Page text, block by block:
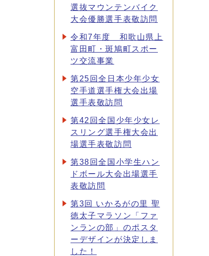
選抜マウンテンバイク
大会優勝選手表敬訪問
令和7年度 和歌山県上
富田町・斑鳩町スポー
ツ交流事業
第25回全日本少年少女
空手道選手権大会出場
選手表敬訪問
第42回全国少年少女レ
スリング選手権大会出
場選手表敬訪問
第38回全国小学生ハン
ドボール大会出場選手
表敬訪問
第3回 いかるがの里 聖
徳太子マラソン「ファ
ンランの部」のポスタ
ーデザインが決定しま
した！